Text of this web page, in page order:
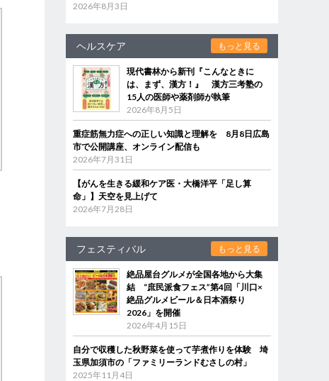
2026年8月3日
ヘルスケア もっと見る
現代書林から新刊『こんなときに
は、まず、漢方！』 漢方三考塾の
15人の医師や薬剤師が執筆
2026年8月5日
重症筋無力症への正しい知識と理解を 8月8日広島
市で公開講座、オンライン配信も
2026年7月31日
【がんを生きる緩和ケア医・大橋洋平「足し算
命」】天空を見上げて
2026年7月28日
フェスティバル もっと見る
絶品屋台グルメが全国各地から大集
結 “庶民派食フェス”第4回「川口×
絶品グルメビール＆日本酒祭り
2026」を開催
2026年4月15日
自分で収穫した秋野菜を使って芋煮作りを体験 埼
玉県加須市の「ファミリーランドむさしの村」
2025年11月4日